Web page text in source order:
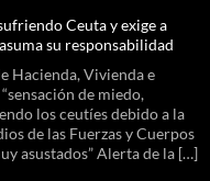
Ceuta y exige a
su responsabilidad
Hacienda, Vivienda e
de miedo,
los ceutíes debido a la
de las Fuerzas y Cuerpos
asustados” Alerta de la […]